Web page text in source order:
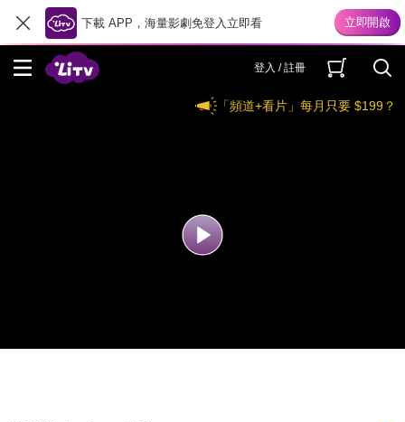
下載 APP，海量影劇免登入立即看
登入 / 註冊
「頻道+看片」每月只要 $199？